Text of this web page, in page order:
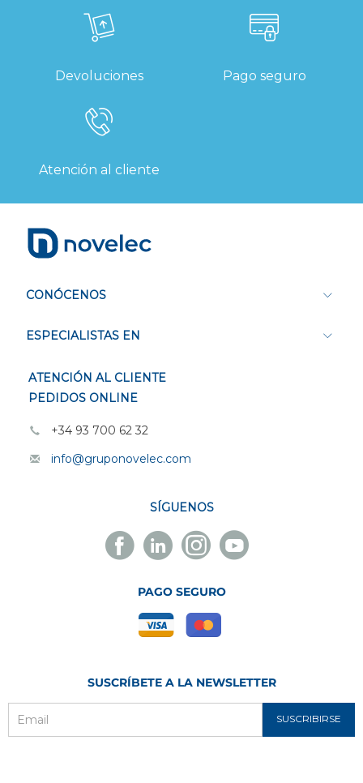
Devoluciones Pago seguro
Atención al cliente
CONÓCENOS
ESPECIALISTAS EN
ATENCIÓN AL CLIENTE
PEDIDOS ONLINE
+34 93 700 62 32
info@gruponovelec.com
SÍGUENOS
Facebook
Novelec
Linkedin
Novelec
Instagram
Novelec
Youtube
Novelec
PAGO SEGURO
SUSCRÍBETE A LA NEWSLETTER
SUSCRIBIRSE